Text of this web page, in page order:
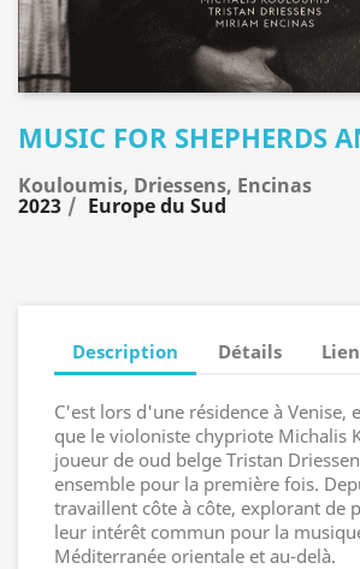
MUSIC FOR SHEPHERDS
Kouloumis, Driessens, Encinas
2023 Europe du Sud
Description Détails
C'est lors d'une résidence à Venise,
que le violoniste chypriote Michalis
joueur de oud belge Tristan
ensemble pour la première fois.
travaillent côte à côte, explorant de
leur intérêt commun pour la
Méditerranée orientale et au-delà.